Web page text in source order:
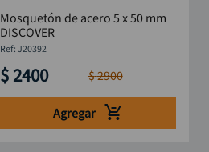
Mosquetón de acero 5 x 50 mm
DISCOVER
:J20392
$ 2400 $2900
Agregar